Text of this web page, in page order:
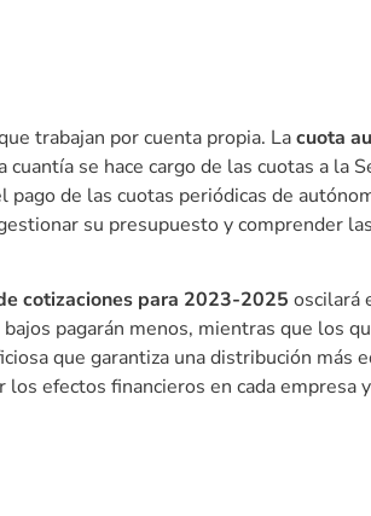
trabajan por cuenta propia. Lacuota
se hace cargo de las cuotas a la
de las cuotas periódicas de
su presupuesto y comprender
cotizaciones para 2023-2025 oscilará
pagarán menos, mientras que los
que garantiza una distribución más
efectos financieros en cada empresa